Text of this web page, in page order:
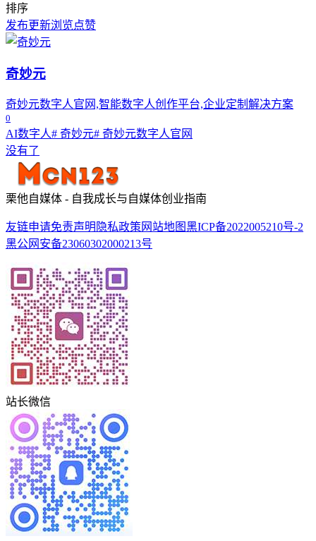
排序
发布更新浏览点赞
奇妙元
奇妙元数字人官网,智能数字人创作平台,企业定制解决方案
0
AI数字人# 奇妙元# 奇妙元数字人官网
没有了
栗他自媒体 - 自我成长与自媒体创业指南
友链申请免责声明 隐私政策 网站地图黑ICP备2022005210号-2
黑公网安备23060302000213号
站长微信